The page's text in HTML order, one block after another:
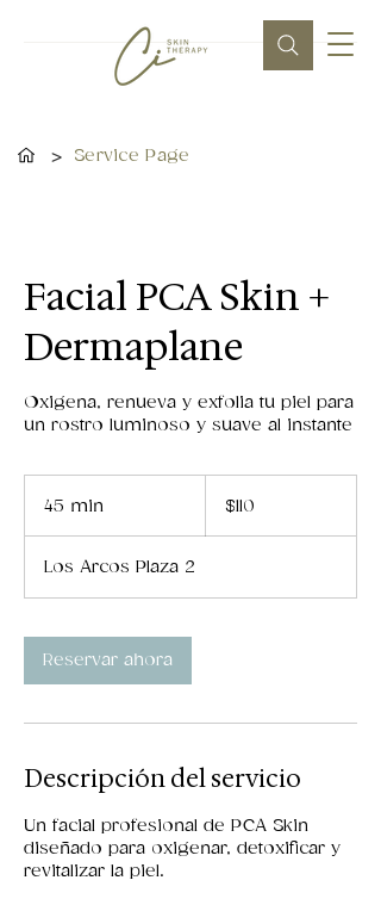
> Service Page
Facial PCA Skin +
Dermaplane
Oxigena, renueva y exfolia tu piel para
un rostro luminoso y suave al instante
45 min
m
i
estadounidenses
$110
Los Arcos Plaza 2
Reservar ahora
Descripción del servicio
Un facial profesional de PCA Skin
diseñado para oxigenar, detoxificar y
revitalizar la piel.